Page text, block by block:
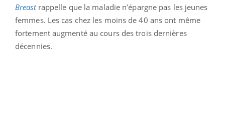
Breastrappelle que la maladie n’épargne pas les jeunes
femmes. Les cas chez les moins de 40 ans ont même
fortement augmenté au cours des trois dernières
décennies.